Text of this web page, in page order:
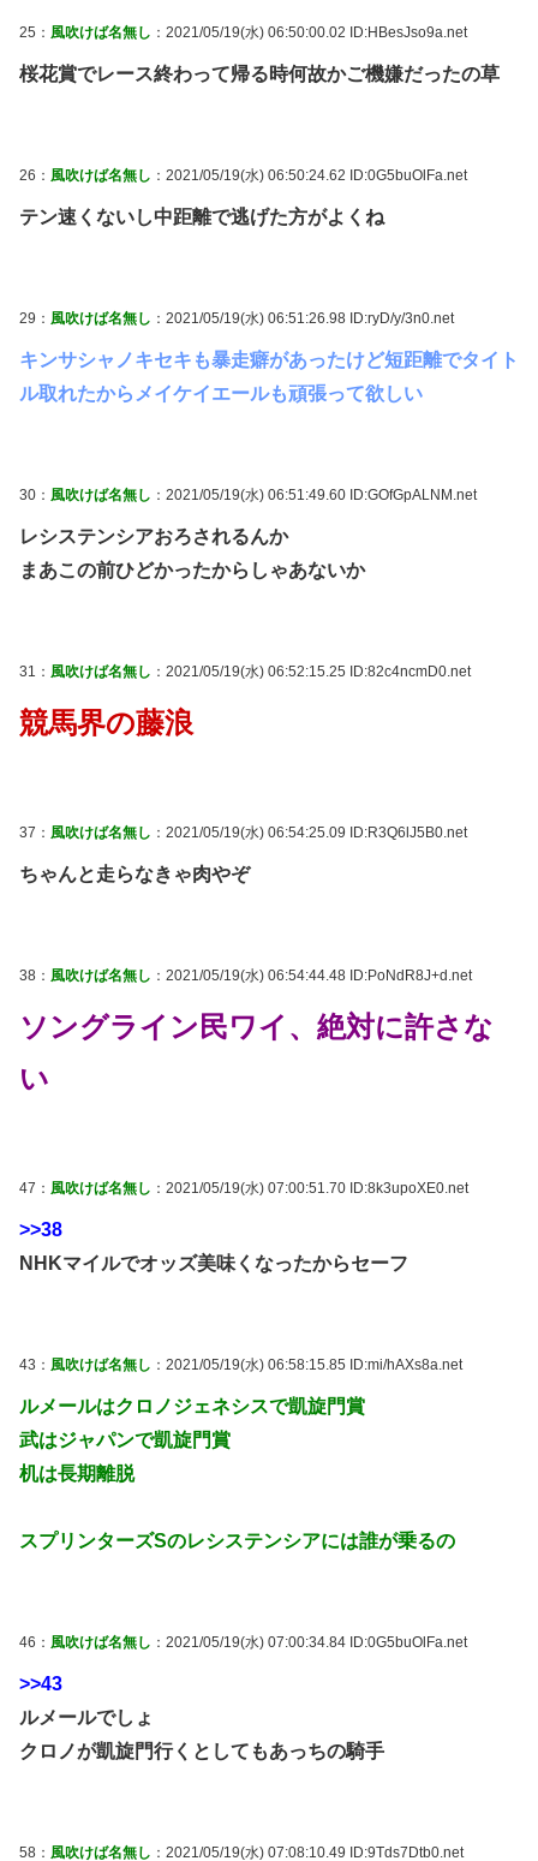
25： 風吹けば名無し ：2021/05/19(水) 06:50:00.02 ID:HBesJso9a.net
桜花賞でレース終わって帰る時何故かご機嫌だったの草
26： 風吹けば名無し ：2021/05/19(水) 06:50:24.62 ID:0G5buOlFa.net
テン速くないし中距離で逃げた方がよくね
29： 風吹けば名無し ：2021/05/19(水) 06:51:26.98 ID:ryD/y/3n0.net
キンサシャノキセキも暴走癖があったけど短距離でタイト
ル取れたからメイケイエールも頑張って欲しい
30： 風吹けば名無し ：2021/05/19(水) 06:51:49.60 ID:GOfGpALNM.net
レシステンシアおろされるんか
まあこの前ひどかったからしゃあないか
31： 風吹けば名無し ：2021/05/19(水) 06:52:15.25 ID:82c4ncmD0.net
競馬界の藤浪
37： 風吹けば名無し ：2021/05/19(水) 06:54:25.09 ID:R3Q6lJ5B0.net
ちゃんと走らなきゃ肉やぞ
38： 風吹けば名無し ：2021/05/19(水) 06:54:44.48 ID:PoNdR8J+d.net
ソングライン民ワイ、絶対に許さな
い
47： 風吹けば名無し ：2021/05/19(水) 07:00:51.70 ID:8k3upoXE0.net
>>38
NHKマイルでオッズ美味くなったからセーフ
43： 風吹けば名無し ：2021/05/19(水) 06:58:15.85 ID:mi/hAXs8a.net
ルメールはクロノジェネシスで凱旋門賞
武はジャパンで凱旋門賞
机は長期離脱
スプリンターズSのレシステンシアには誰が乗るの
46： 風吹けば名無し ：2021/05/19(水) 07:00:34.84 ID:0G5buOlFa.net
>>43
ルメールでしょ
クロノが凱旋門行くとしてもあっちの騎手
58： 風吹けば名無し ：2021/05/19(水) 07:08:10.49 ID:9Tds7Dtb0.net